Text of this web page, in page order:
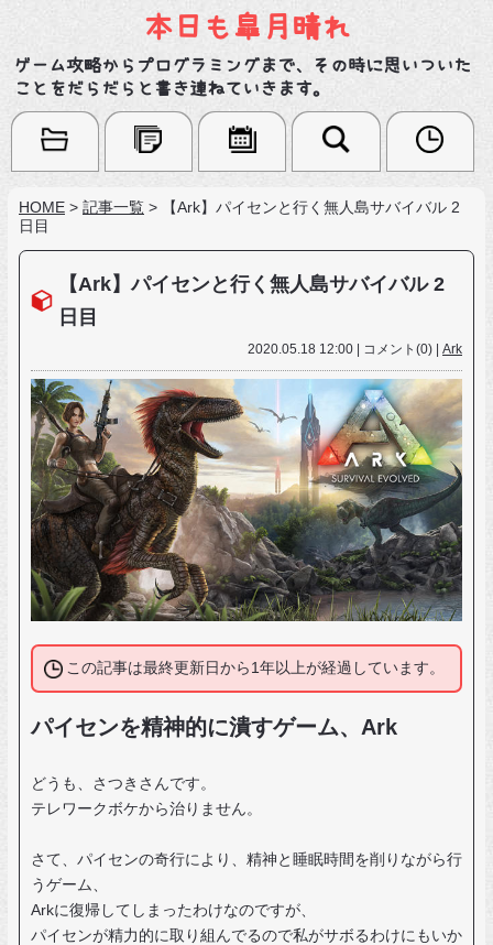
本日も皐月晴れ
ゲーム攻略からプログラミングまで、その時に思いついた
ことをだらだらと書き連ねていきます。
HOME > 記事一覧 >
【Ark】パイセンと行く無人島サバイバル 2
日目
【Ark】パイセンと行く無人島サバイバル 2
日目
2020.05.18 12:00 | コメント(0) | Ark
この記事は最終更新日から1年以上が経過しています。
パイセンを精神的に潰すゲーム、Ark
どうも、さつきさんです。
テレワークボケから治りません。
さて、パイセンの奇行により、精神と睡眠時間を削りながら行
うゲーム、
Arkに復帰してしまったわけなのですが、
パイセンが精力的に取り組んでるので私がサボるわけにもいか